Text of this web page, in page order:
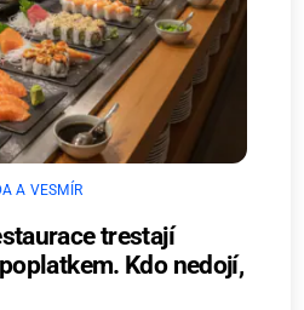
A VESMÍR
trestají
Kdo nedojí,